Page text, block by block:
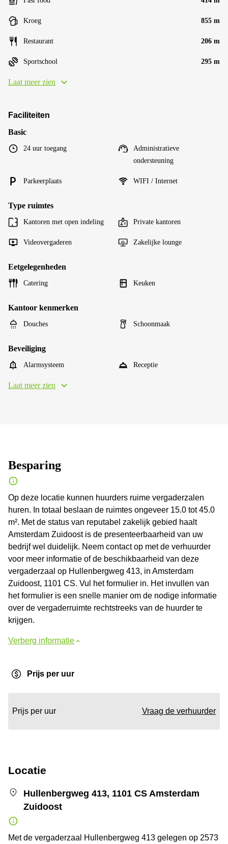
Kroeg 855 m
Restaurant 206 m
Sportschool 295 m
Laat meer zien
Faciliteiten
Basic
24 uur toegang
Administratieve
ondersteuning
Parkeerplaats WIFI / Internet
Type ruimtes
Kantoren met open indeling Private kantoren
Videovergaderen Zakelijke lounge
Eetgelegenheden
Catering Keuken
Kantoor kenmerken
Douches Schoonmaak
Beveiliging
Alarmsysteem Receptie
Laat meer zien
Besparing
Op deze locatie kunnen huurders ruime vergaderzalen
huren. In totaal beslaan de ruimtes ongeveer 15.0 tot 45.0
m². Met de status van reputabel zakelijk gebied haalt
Amsterdam Zuidoost is de presenteerbaarheid van uw
bedrijf wel duidelijk. Neem contact op met de verhuurder
voor meer informatie of de beschikbaarheid van deze
vergaderzaal op Hullenbergweg 413, in Amsterdam
Zuidoost, 1101 CS. Vul het formulier in. Het invullen van
het formulier is een snelle manier om de nodige informatie
over de vergaderruimte rechtstreeks van de huurder te
krijgen.
Verberg informatie
Prijs per uur
Prijs per uur Vraag de verhuurder
Locatie
Hullenbergweg 413, 1101 CS Amsterdam
Zuidoost
Met de vergaderzaal Hullenbergweg 413 gelegen op 2573